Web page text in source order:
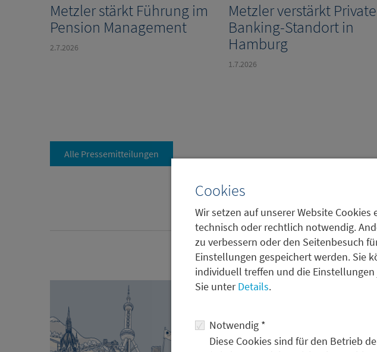
Cookies
Wir setzen auf unserer Website
technisch oder rechtlich notwendig.
zu verbessern oder den Seitenbesuch
Einstellungen gespeichert werden. Sie
individuell treffen und die
Sie unterDetails.
Notwendig *
Diese Cookies sind für den Betrieb
Metzler stärkt Führung im
Pension Management
2.7.2026
Metzler verstärkt Private
Banking-Standort in
Hamburg
1.7.2026
Alle Pressemitteilungen